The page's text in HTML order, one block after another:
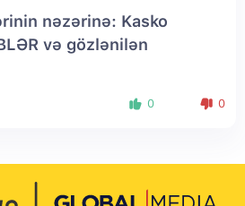
nəzərinə: Kasko
və gözlənilən
0 0